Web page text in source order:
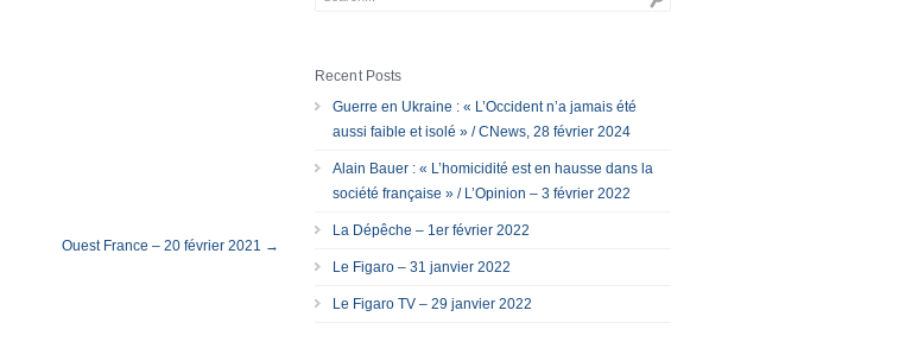
Ouest France – 20 février 2021 →
Recent Posts
Guerre en Ukraine : « L’Occident n’a jamais été
aussi faible et isolé » / CNews, 28 février 2024
Alain Bauer : « L’homicidité est en hausse dans la
société française » / L’Opinion – 3 février 2022
La Dépêche – 1er février 2022
Le Figaro – 31 janvier 2022
Le Figaro TV – 29 janvier 2022